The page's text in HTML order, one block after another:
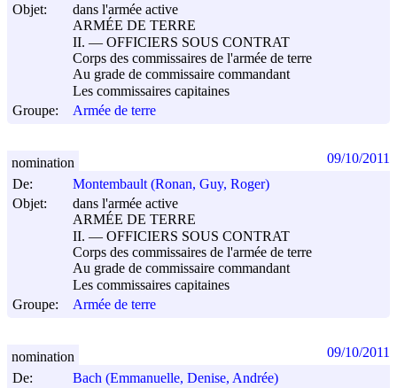
Objet:
dans l'armée active
ARMÉE DE TERRE
II. ― OFFICIERS SOUS CONTRAT
Corps des commissaires de l'armée de terre
Au grade de commissaire commandant
Les commissaires capitaines
Groupe:
Armée de terre
De:
Montembault (Ronan, Guy, Roger)
Objet:
dans l'armée active
ARMÉE DE TERRE
II. ― OFFICIERS SOUS CONTRAT
Corps des commissaires de l'armée de terre
Au grade de commissaire commandant
Les commissaires capitaines
Groupe:
Armée de terre
nomination 09/10/2011
De:
Bach (Emmanuelle, Denise, Andrée)
nomination 09/10/2011